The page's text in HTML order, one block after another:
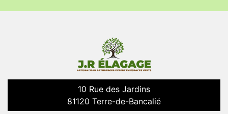
10 Rue des Jardins
81120 Terre-de-Bancalié